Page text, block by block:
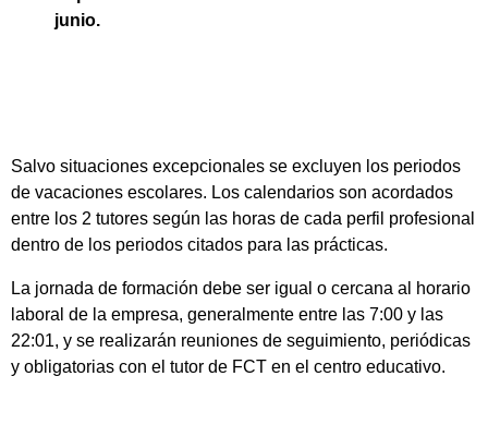
junio.
Salvo situaciones excepcionales se excluyen los periodos
de vacaciones escolares. Los calendarios son acordados
entre los 2 tutores según las horas de cada perfil profesional
dentro de los periodos citados para las prácticas.
La jornada de formación debe ser igual o cercana al horario
laboral de la empresa, generalmente entre las 7:00 y las
22:01, y se realizarán reuniones de seguimiento, periódicas
y obligatorias con el tutor de FCT en el centro educativo.